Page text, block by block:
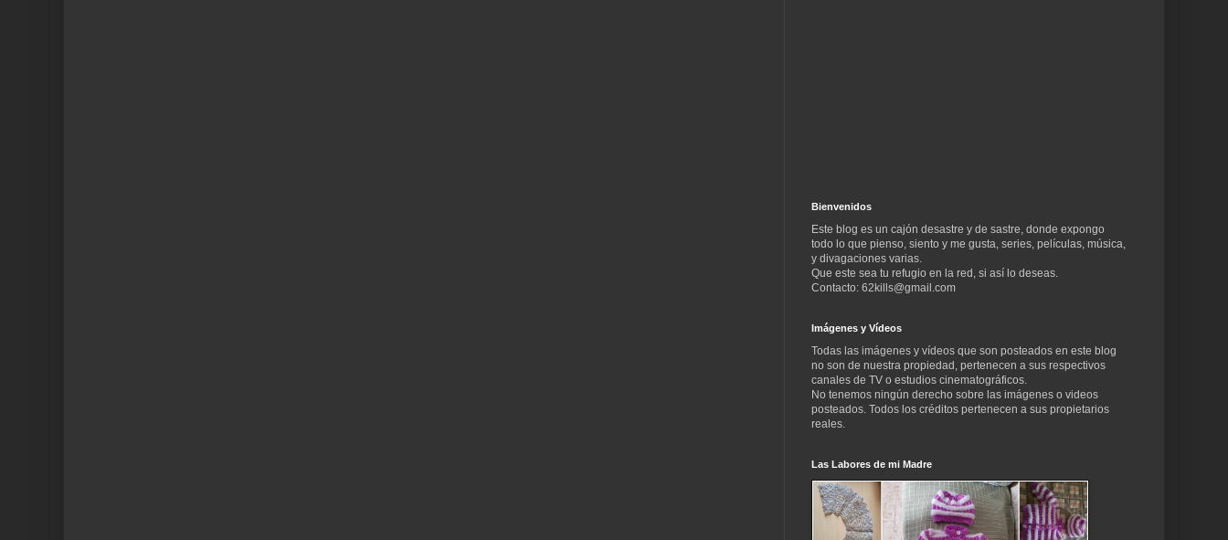
Bienvenidos
Este blog es un cajón desastre y de sastre, donde expongo
todo lo que pienso, siento y me gusta, series, películas, música,
y divagaciones varias.
Que este sea tu refugio en la red, si así lo deseas.
Contacto: 62kills@gmail.com
Imágenes y Vídeos
Todas las imágenes y vídeos que son posteados en este blog
no son de nuestra propiedad, pertenecen a sus respectivos
canales de TV o estudios cinematográficos.
No tenemos ningún derecho sobre las imágenes o videos
posteados. Todos los créditos pertenecen a sus propietarios
reales.
Las Labores de mi Madre